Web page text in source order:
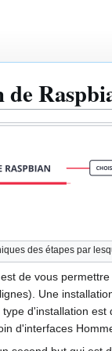
des étapes par
de vous
Une
d'installation
d'interfaces